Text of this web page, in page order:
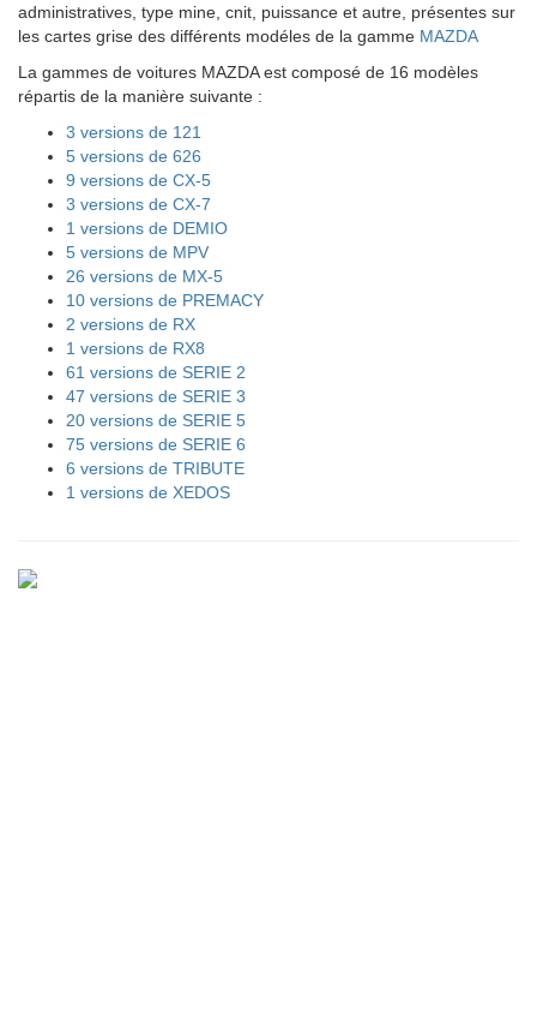
administratives, type mine, cnit, puissance et autre, présentes sur
les cartes grise des différents modéles de la gamme MAZDA
La gammes de voitures MAZDA est composé de 16 modèles
répartis de la manière suivante :
3 versions de 121
5 versions de 626
9 versions de CX-5
3 versions de CX-7
1 versions de DEMIO
5 versions de MPV
26 versions de MX-5
10 versions de PREMACY
2 versions de RX
1 versions de RX8
61 versions de SERIE 2
47 versions de SERIE 3
20 versions de SERIE 5
75 versions de SERIE 6
6 versions de TRIBUTE
1 versions de XEDOS